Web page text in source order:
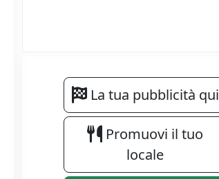
La tua pubblicità qui
Promuovi il tuo
locale